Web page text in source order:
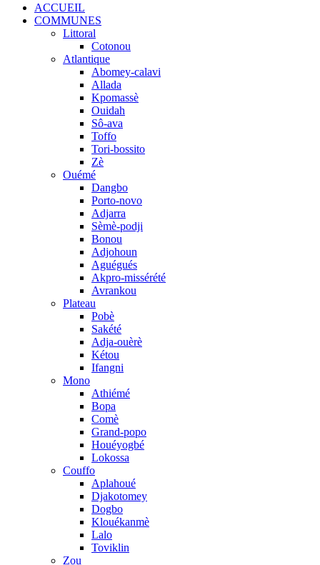
ACCUEIL
COMMUNES
Littoral
Cotonou
Atlantique
Abomey-calavi
Allada
Kpomassè
Ouidah
Sô-ava
Toffo
Tori-bossito
Zè
Ouémé
Dangbo
Porto-novo
Adjarra
Sèmè-podji
Bonou
Adjohoun
Aguégués
Akpro-missérété
Avrankou
Plateau
Pobè
Sakété
Adja-ouèrè
Kétou
Ifangni
Mono
Athiémé
Bopa
Comè
Grand-popo
Houéyogbé
Lokossa
Couffo
Aplahoué
Djakotomey
Dogbo
Klouékanmè
Lalo
Toviklin
Zou